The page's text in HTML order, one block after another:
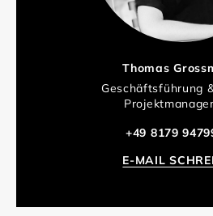
Thomas
Geschäftsführung
+49 8179
E-MAIL